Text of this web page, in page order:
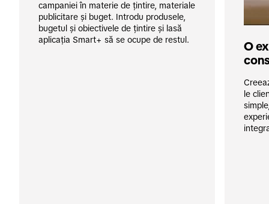
campaniei în materie de țintire, materiale
publicitare și buget. Introdu produsele,
bugetul și obiectivele de țintire și lasă
aplicația Smart+ să se ocupe de restul.
O
le